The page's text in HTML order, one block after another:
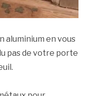
aluminium en vous
pas de votre porte